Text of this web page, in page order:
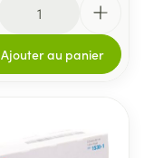
Ajouter au panier